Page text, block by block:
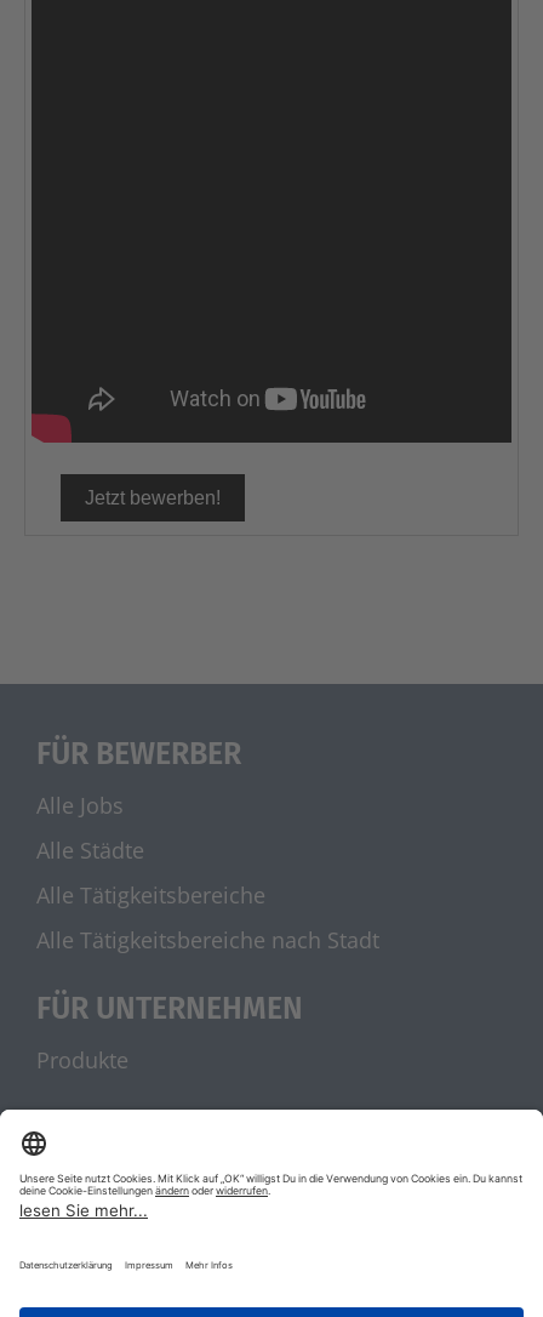
FÜR BEWERBER
Alle Jobs
Alle Städte
Alle Tätigkeitsbereiche
Alle Tätigkeitsbereiche nach Stadt
FÜR UNTERNEHMEN
Produkte
UNSERE PARTNER
stellenanzeigen.de
Jobblitz.de